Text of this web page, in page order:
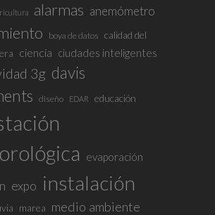
alarmas anemómetro
boya de datos calidad del
ciencia ciudades inteligentes
3g davis
diseño EDAR educación
evaporación
expo instalación
marea medio ambiente